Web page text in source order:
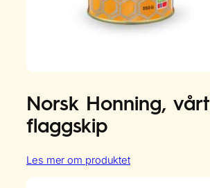
Norsk Honning, vårt
flaggskip
Les mer om produktet: